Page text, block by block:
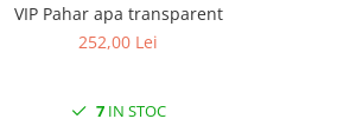
VIP Pahar apa transparent
252,00 Lei
7IN STOC